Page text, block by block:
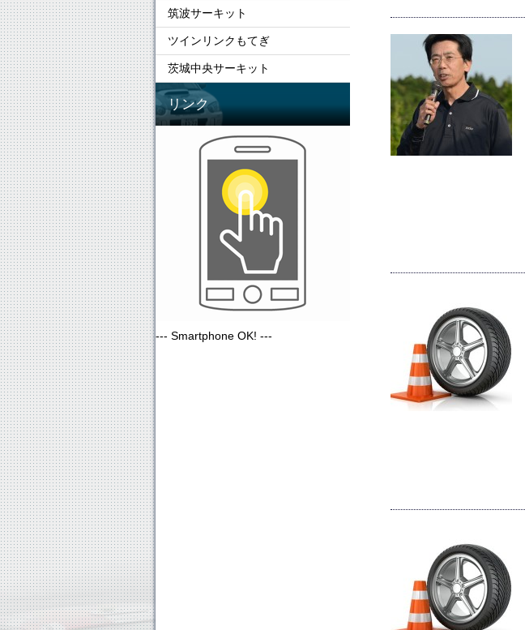
筑波サーキット
ツインリンクもてぎ
茨城中央サーキット
リンク
--- Smartphone OK! ---